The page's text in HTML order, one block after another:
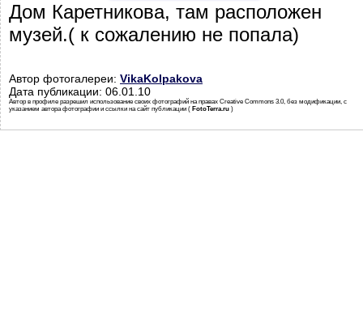
Дом Каретникова, там расположен
музей.( к сожалению не попала)
Автор фотогалереи: VikaKolpakova
Дата публикации: 06.01.10
Автор в профиле разрешил использование своих фотографий на правах Creative Commons 3.0, без модификации, с
указанием автора фотографии и ссылки на сайт публикации ( FotoTerra.ru )